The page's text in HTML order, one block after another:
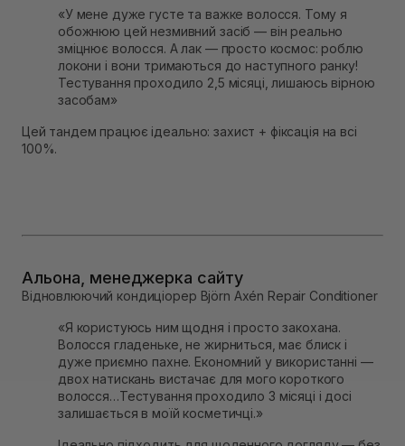
«У мене дуже густе та важке волосся. Тому я
обожнюю цей незмивний засіб — він реально
зміцнює волосся. А лак — просто космос: роблю
локони і вони тримаються до наступного ранку!
Тестування проходило 2,5 місяці, лишаюсь вірною
засобам»
Цей тандем працює ідеально: захист + фіксація на всі
100%.
Альона, менеджерка сайту
Відновлюючий кондиціорер Björn Axén Repair Conditioner
«Я користуюсь ним щодня і просто закохана.
Волосся гладеньке, не жирниться, має блиск і
дуже приємно пахне. Економний у використанні —
двох натискань вистачає для мого короткого
волосся…Тестування проходило 3 місяці і досі
залишається в моїй косметичці.»